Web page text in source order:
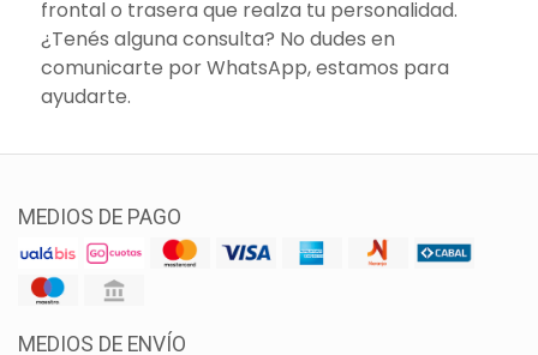
frontal o trasera que realza tu personalidad.
¿Tenés alguna consulta? No dudes en
comunicarte por WhatsApp, estamos para
ayudarte.
MEDIOS DE PAGO
MEDIOS DE ENVÍO